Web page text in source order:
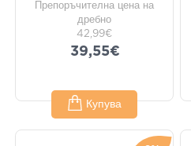
Препоръчителна цена на
дребно
42,99€
39,55€
Купува